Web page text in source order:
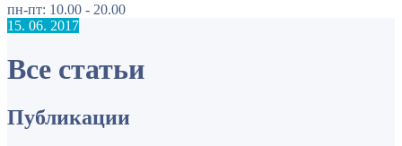
пн-пт: 10.00 - 20.00
15. 06. 2017
Все статьи
Публикации